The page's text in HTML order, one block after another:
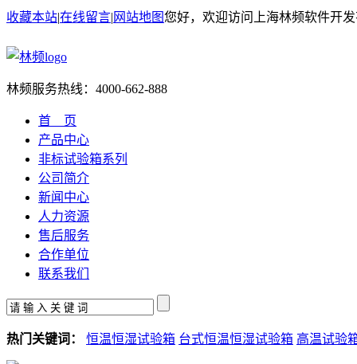
收藏本站|在线留言| 网站地图您好，欢迎访问上海林频软件开
林频服务热线： 4000-662-888
首 页
产品中心
非标试验箱系列
公司简介
新闻中心
人力资源
售后服务
合作单位
联系我们
热门关键词： 恒温恒湿试验箱 台式恒温恒湿试验箱 高温试验